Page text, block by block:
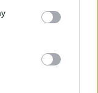
Θα